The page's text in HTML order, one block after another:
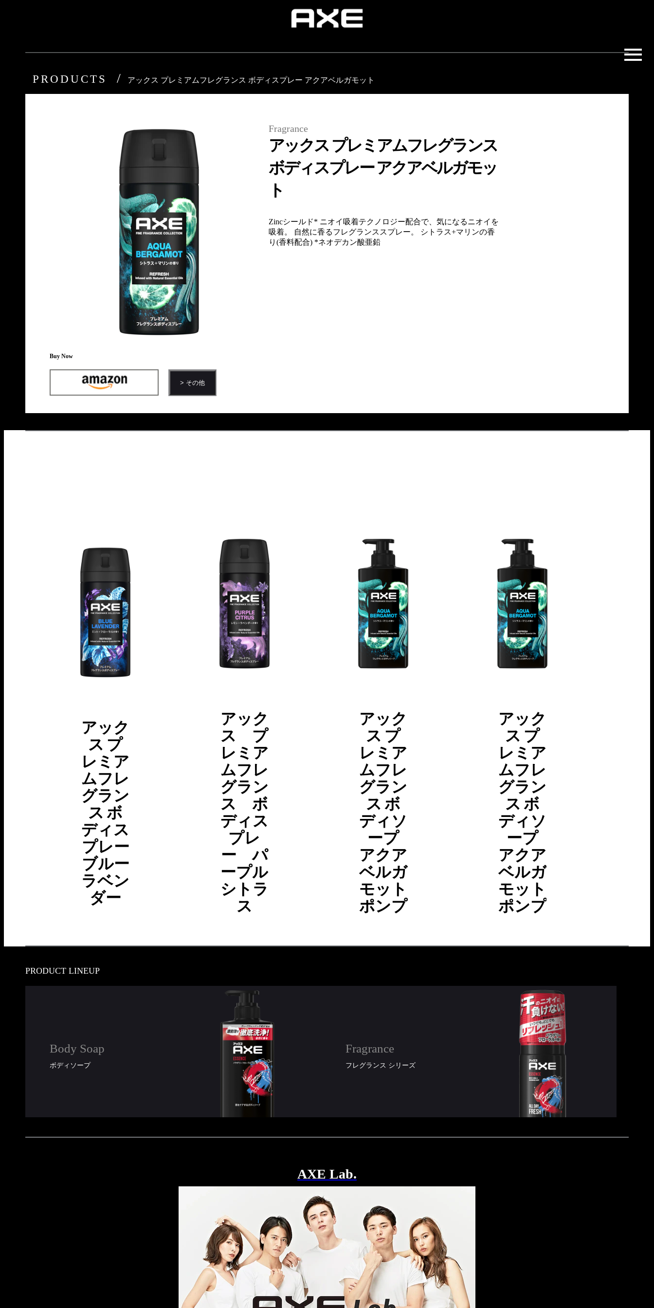
Menu
PRODUCTS アックス プレミアムフレグランス ボディスプレー アクアベルガモット
Buy Now
> その他
Fragrance
アックス プレミアムフレグランス
ボディスプレー アクアベルガモッ
ト
Zincシールド* ニオイ吸着テクノロジー配合で、気になるニオイを
吸着。 自然に香るフレグランススプレー。 シトラス+マリンの香
り(香料配合) *ネオデカン酸亜鉛
アック
ス プ
レミア
ムフレ
グラン
ス ボ
ディス
プレー
ブルー
ラベン
ダー
アック
ス プ
レミア
ムフレ
グラン
ス ボ
ディス
プレ
ー パ
ープル
シトラ
ス
アック
ス プ
レミア
ムフレ
グラン
ス ボ
ディソ
ープ
アクア
ベルガ
モット
ポンプ
アック
ス プ
レミア
ムフレ
グラン
ス ボ
ディソ
ープ
アクア
ベルガ
モット
ポンプ
PRODUCT LINEUP
Body Soap
ボディソープ
Fragrance
フレグランス シリーズ
AXE Lab.